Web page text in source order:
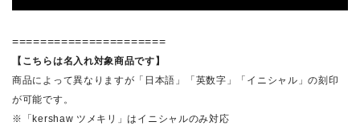
======================
【こちらは名入れ対象商品です】
商品によって異なりますが「日本語」「英数字」「イニシャル」の刻印
が可能です。
※「kershaw ツメキリ」はイニシャルのみ対応